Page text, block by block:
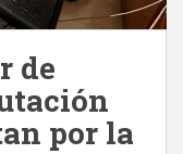
de
por la